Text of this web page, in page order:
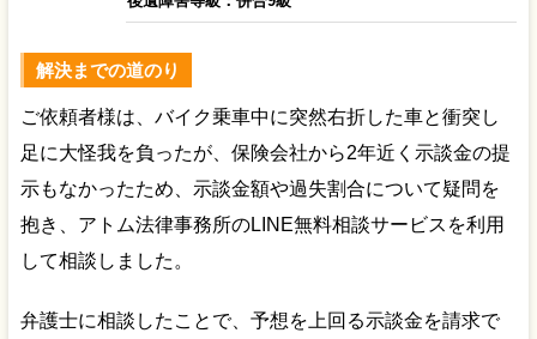
解決までの道のり
ご依頼者様は、バイク乗車中に突然右折した車と衝突し
足に大怪我を負ったが、保険会社から2年近く示談金の提
示もなかったため、示談金額や過失割合について疑問を
抱き、アトム法律事務所のLINE無料相談サービスを利用
して相談しました。
弁護士に相談したことで、予想を上回る示談金を請求で